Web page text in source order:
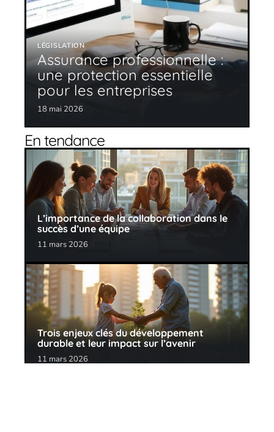
LÉGISLATION
Assurance professionnelle :
une protection essentielle
pour les entreprises
18 mai 2026
En tendance
L’importance de la collaboration dans le
succès d’une équipe
11 mars 2026
Trois enjeux clés du développement
durable et leur impact sur l’avenir
11 mars 2026